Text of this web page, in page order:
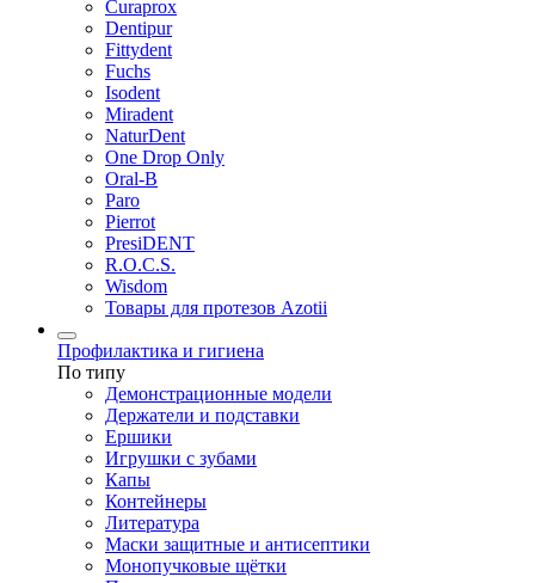
Curaprox
Dentipur
Fittydent
Fuchs
Isodent
Miradent
NaturDent
One Drop Only
Oral-B
Paro
Pierrot
PresiDENT
R.O.C.S.
Wisdom
Товары для протезов Azotii
Профилактика и гигиена
По типу
Демонстрационные модели
Держатели и подставки
Ершики
Игрушки с зубами
Капы
Контейнеры
Литература
Маски защитные и антисептики
Монопучковые щётки